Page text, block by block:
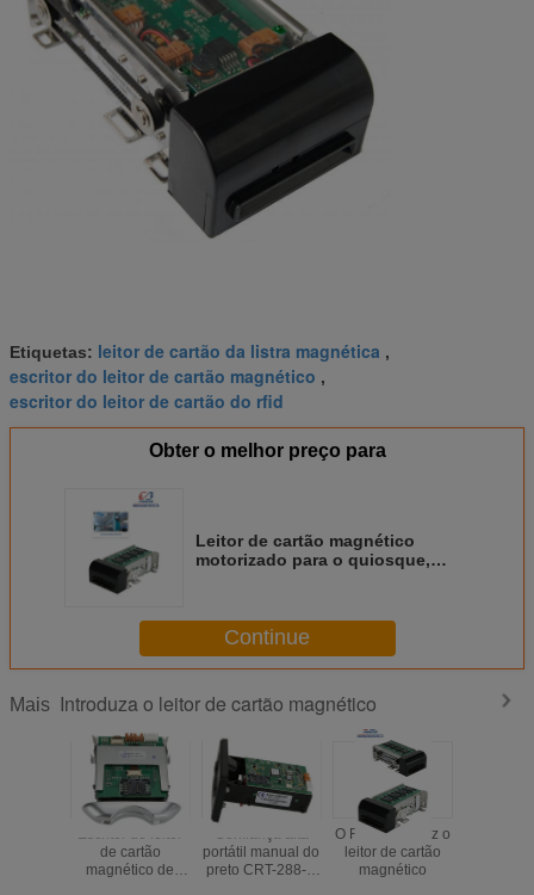
Etiquetas: leitor de cartão da listra magnética ,
escritor do leitor de cartão magnético ,
escritor do leitor de cartão do rfid
Obter o melhor preço para
Leitor de cartão magnético
motorizado para o quiosque,
Continue
Mais Introduza o leitor de cartão magnético
Escritor do leitor
de cartão
magnético de
Confiança alta
portátil manual do
preto CRT-288-K
O RFID introduz o
leitor de cartão
magnético